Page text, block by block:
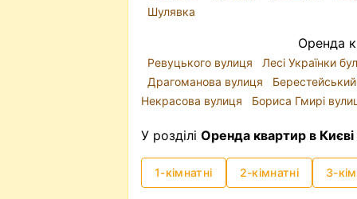
Шулявка
Оренда
Ревуцького вулиця Лесі Українки
Драгоманова вулиця
Некрасова вулиця
Бориса Гмирі
У розділі Оренда квартир в Києві
1-кімнатні 2-кімнатні 3-